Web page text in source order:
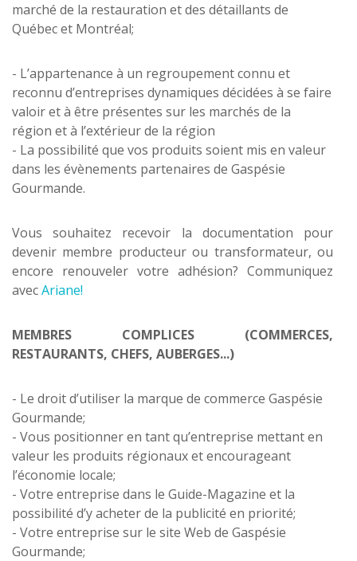
marché de la restauration et des détaillants de
Québec et Montréal;
- L’appartenance à un regroupement connu et
reconnu d’entreprises dynamiques décidées à se faire
valoir et à être présentes sur les marchés de la
région et à l’extérieur de la région
- La possibilité que vos produits soient mis en valeur
dans les évènements partenaires de Gaspésie
Gourmande.
Vous souhaitez recevoir la documentation pour
devenir membre producteur ou transformateur, ou
encore renouveler votre adhésion? Communiquez
avecAriane!
MEMBRES COMPLICES (COMMERCES,
RESTAURANTS, CHEFS, AUBERGES...)
- Le droit d’utiliser la marque de commerce Gaspésie
Gourmande;
- Vous positionner en tant qu’entreprise mettant en
valeur les produits régionaux et encourageant
l’économie locale;
- Votre entreprise dans le Guide-Magazine et la
possibilité d’y acheter de la publicité en priorité;
- Votre entreprise sur le site Web de Gaspésie
Gourmande;